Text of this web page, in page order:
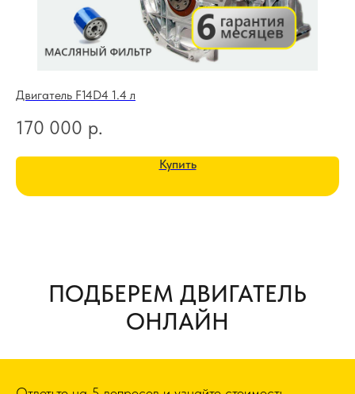
Двигатель F14D4 1.4 л
170 000 р.
Купить
ПОДБЕРЕМ ДВИГАТЕЛЬ
ОНЛАЙН